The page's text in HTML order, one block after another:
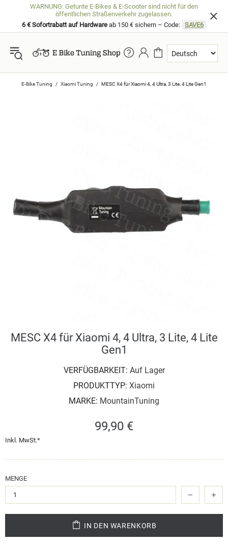
WARNUNG: Getunte E-Bikes & E-Scooter sind nicht für den
öffentlichen Straßenverkehr zugelassen.
6 € Sofortrabatt auf Hardwareab 150 € sichern – Code: SAVE6
E-Bike Tuning Xiaomi Tuning MESC X4 für Xiaomi 4, 4 Ultra, 3 Lite, 4 Lite Gen1
MESC X4 für Xiaomi 4, 4 Ultra, 3 Lite, 4 Lite
Gen1
VERFÜGBARKEIT: Auf Lager
PRODUKTTYP: Xiaomi
MARKE: MountainTuning
99,90 €
Inkl. MwSt.*
MENGE
IN DEN WARENKORB